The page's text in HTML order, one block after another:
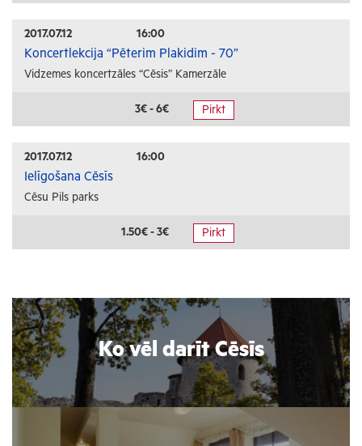
2017.07.12 16:00
Koncertlekcija “Pēterim Plakidim - 70”
Vidzemes koncertzāles “Cēsis” Kamerzāle
3€ - 6€ Pirkt
2017.07.12 16:00
Ielīgošana Cēsīs
Cēsu Pils parks
1.50€ - 3€ Pirkt
Ko vēl darīt Cēsīs